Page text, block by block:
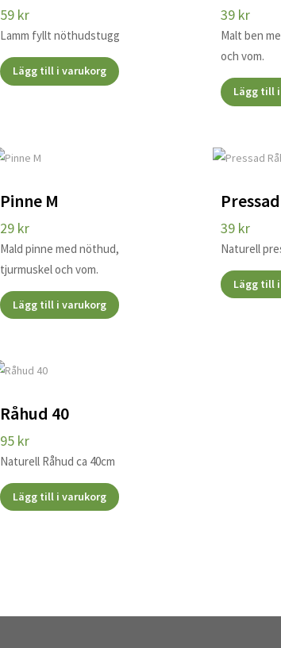
59 kr
Lamm fyllt nöthudstugg
Lägg till i varukorg
39 kr
Malt ben
och vom.
Lägg till
Pinne M
29 kr
Mald pinne med nöthud,
tjurmuskel och vom.
Lägg till i varukorg
39 kr
Naturell
Lägg till
Råhud 40
95 kr
Naturell Råhud ca 40cm
Lägg till i varukorg